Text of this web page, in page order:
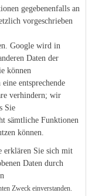
gegebenenfalls an
vorgeschrieben
Google wird in
Daten der
können
entsprechende
verhindern; wir
Sie
sämtliche Funktionen
können.
erklären Sie sich mit
Daten durch
Zweck einverstanden.